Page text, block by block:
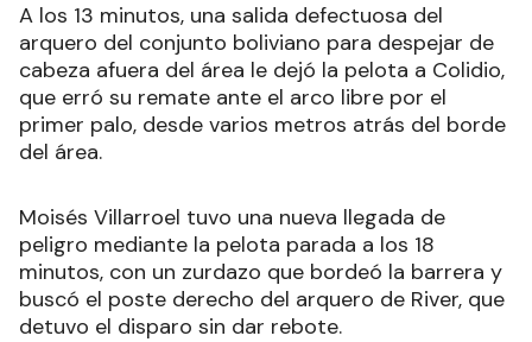
A los 13 minutos, una salida defectuosa del
arquero del conjunto boliviano para despejar de
cabeza afuera del área le dejó la pelota a Colidio,
que erró su remate ante el arco libre por el
primer palo, desde varios metros atrás del borde
del área.
Moisés Villarroel tuvo una nueva llegada de
peligro mediante la pelota parada a los 18
minutos, con un zurdazo que bordeó la barrera y
buscó el poste derecho del arquero de River, que
detuvo el disparo sin dar rebote.